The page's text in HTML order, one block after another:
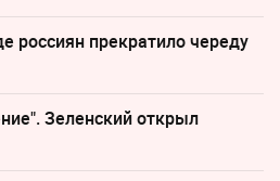
россиян прекратило череду
Зеленский открыл